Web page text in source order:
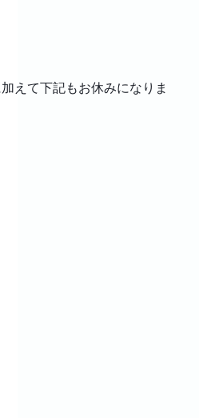
えて下記もお休みになりま